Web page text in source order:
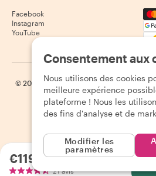
€119.12par personne
21 avis
Facebook
Instagram
YouTube
© 2026 Withlocals.com | Politique de
site
Consentement aux
Nous utilisons des cookies
meilleure expérience
plateforme ! Nous les
des fins d'analyse et de
Modifier les
paramètres